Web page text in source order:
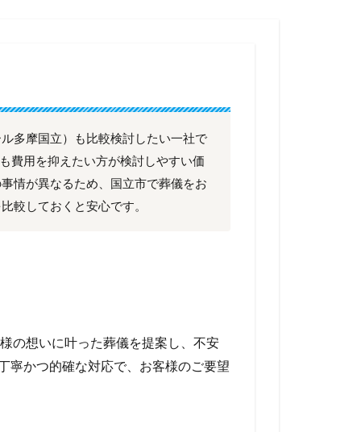
多摩国立）も比較検討したい一社で
費用を抑えたい方が検討しやすい価
情が異なるため、国立市で葬儀をお
較しておくと安心です。
の想いに叶った葬儀を提案し、不安
寧かつ的確な対応で、お客様のご要望